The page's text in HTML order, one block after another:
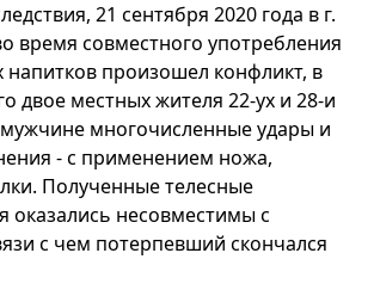
21 сентября 2020 года в г.
время совместного употребления
напитков произошел конфликт, в
двое местных жителя 22-ух и 28-и
многочисленные удары и
- с применением ножа,
Полученные телесные
оказались несовместимы с
с чем потерпевший скончался